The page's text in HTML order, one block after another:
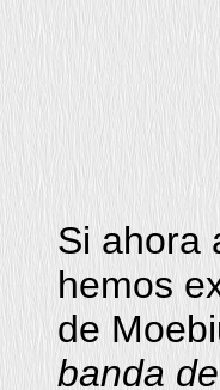
Si ahora
hemos
de
banda